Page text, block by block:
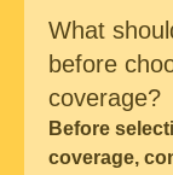
What
before
coverage?
Before
coverage,